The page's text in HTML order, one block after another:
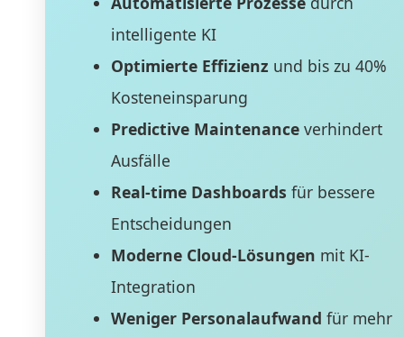
intelligente KI
Optimierte Effizienz und bis zu 40%
Kosteneinsparung
Predictive Maintenanceverhindert
Ausfälle
Real-time Dashboards für bessere
Entscheidungen
Moderne Cloud-Lösungen mit KI-
Integration
Weniger Personalaufwand für mehr